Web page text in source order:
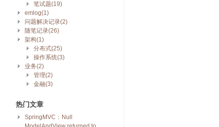
笔试题(19)
emlog(1)
问题解决记录(2)
随笔记录(26)
架构(1)
分布式(25)
操作系统(3)
业务(2)
管理(2)
金融(3)
热门文章
SpringMVC：Null